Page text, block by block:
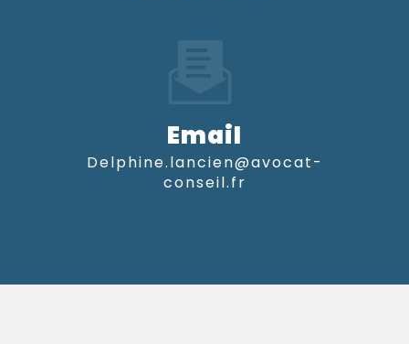
Email
delphine.lancien@avocat-
conseil.fr